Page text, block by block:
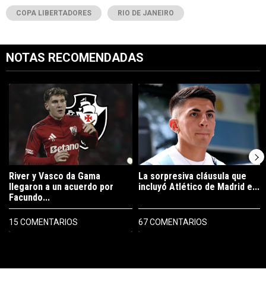
COPA LIBERTADORES RIO DE JANEIRO
NOTAS RECOMENDADAS
Un artículo de tendencia con el título "River y Vasco da Gama
River y Vasco da Gama
llegaron a un acuerdo por
Facundo...
15 COMENTARIOS
Un artículo de tendencia con el
La sorpresiva cláusula que
incluyó Atlético de Madrid e...
67 COMENTARIOS